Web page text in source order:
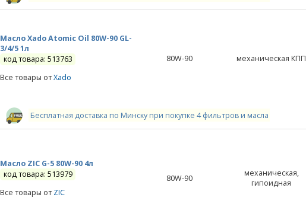
Масло Xado Atomic Oil 80W-90 GL-
3/4/5 1л
код товара: 513763
Все товары отXado
80W-90 механическая КПП
Бесплатная доставка по Минску при покупке 4 фильтров и масла
Масло ZIC G-5 80W-90 4л
код товара: 513979
Все товары отZIC
80W-90
механическая,
гипоидная